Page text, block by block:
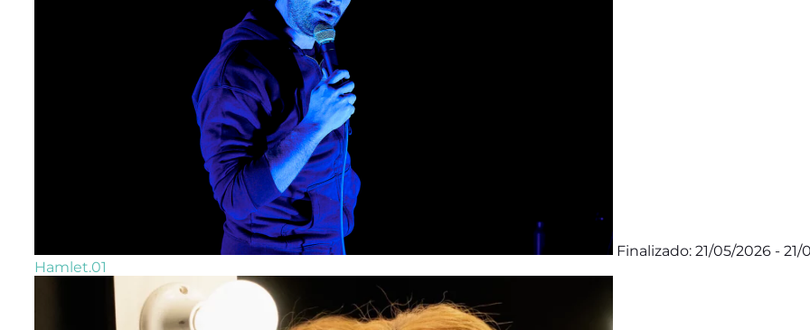
Finalizado: 21/05/2026 - 21/
Hamlet.01